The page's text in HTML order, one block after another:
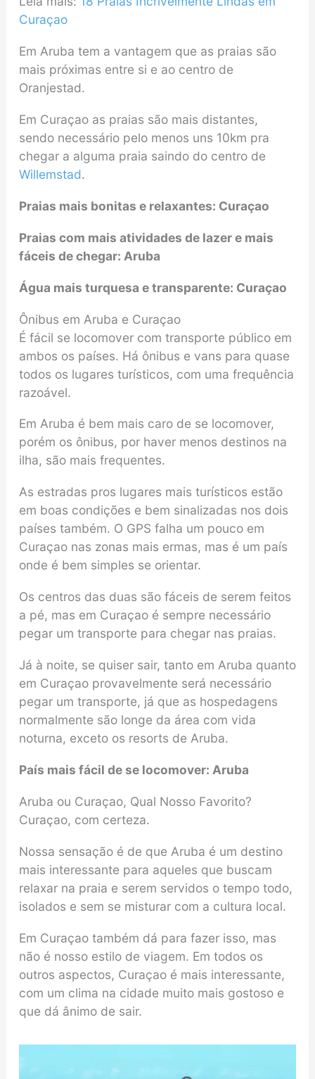
Curaçao
Em Aruba tem a vantagem que as praias são
mais próximas entre si e ao centro de
Oranjestad.
Em Curaçao as praias são mais distantes,
sendo necessário pelo menos uns 10km pra
chegar a alguma praia saindo do centro de
Willemstad.
Praias mais bonitas e relaxantes: Curaçao
Praias com mais atividades de lazer e mais
fáceis de chegar: Aruba
Água mais turquesa e transparente: Curaçao
Ônibus em Aruba e Curaçao
É fácil se locomover com transporte público em
ambos os países. Há ônibus e vans para quase
todos os lugares turísticos, com uma frequência
razoável.
Em Aruba é bem mais caro de se locomover,
porém os ônibus, por haver menos destinos na
ilha, são mais frequentes.
As estradas pros lugares mais turísticos estão
em boas condições e bem sinalizadas nos dois
países também. O GPS falha um pouco em
Curaçao nas zonas mais ermas, mas é um país
onde é bem simples se orientar.
Os centros das duas são fáceis de serem feitos
a pé, mas em Curaçao é sempre necessário
pegar um transporte para chegar nas praias.
Já à noite, se quiser sair, tanto em Aruba quanto
em Curaçao provavelmente será necessário
pegar um transporte, já que as hospedagens
normalmente são longe da área com vida
noturna, exceto os resorts de Aruba.
País mais fácil de se locomover: Aruba
Aruba ou Curaçao, Qual Nosso Favorito?
Curaçao, com certeza.
Nossa sensação é de que Aruba é um destino
mais interessante para aqueles que buscam
relaxar na praia e serem servidos o tempo todo,
isolados e sem se misturar com a cultura local.
Em Curaçao também dá para fazer isso, mas
não é nosso estilo de viagem. Em todos os
outros aspectos, Curaçao é mais interessante,
com um clima na cidade muito mais gostoso e
que dá ânimo de sair.